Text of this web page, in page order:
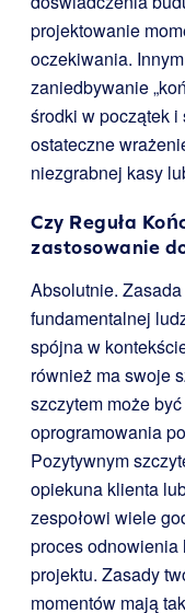
projektowanie
oczekiwania.
zaniedbywanie
środki w początek
ostateczne
niezgrabnej kasy
Czy Reguła
zastosowanie
Absolutnie.
fundamentalnej
spójna w
również ma swoje
szczytem może
oprogramowania
Pozytywnym
opiekuna klienta
zespołowi wiele
proces
projektu. Zasady
momentów mają